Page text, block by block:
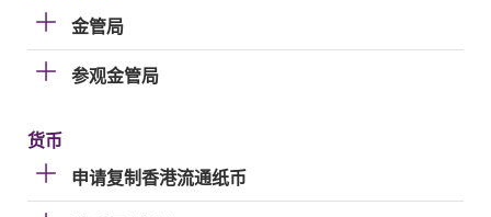
金管局
参观金管局
货币
申请复制香港流通纸币